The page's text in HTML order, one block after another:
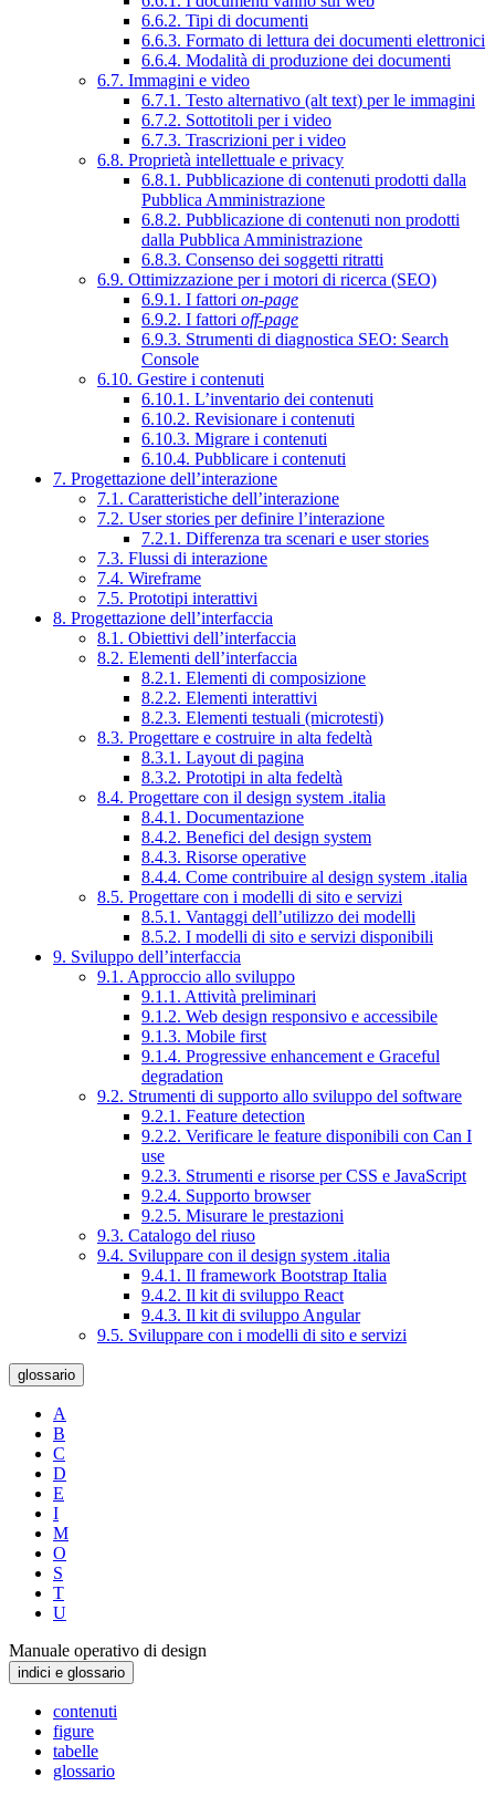
6.6.2. Tipi di documenti
6.6.3. Formato di lettura dei documenti elettronici
6.6.4. Modalità di produzione dei documenti
6.7. Immagini e video
6.7.1. Testo alternativo (alt text) per le immagini
6.7.2. Sottotitoli per i video
6.7.3. Trascrizioni per i video
6.8. Proprietà intellettuale e privacy
6.8.1. Pubblicazione di contenuti prodotti dalla
Pubblica Amministrazione
6.8.2. Pubblicazione di contenuti non prodotti
dalla Pubblica Amministrazione
6.8.3. Consenso dei soggetti ritratti
6.9. Ottimizzazione per i motori di ricerca (SEO)
6.9.1. I fattori on-page
6.9.2. I fattori off-page
6.9.3. Strumenti di diagnostica SEO: Search
Console
6.10. Gestire i contenuti
6.10.1. L’inventario dei contenuti
6.10.2. Revisionare i contenuti
6.10.3. Migrare i contenuti
6.10.4. Pubblicare i contenuti
7. Progettazione dell’interazione
7.1. Caratteristiche dell’interazione
7.2. User stories per definire l’interazione
7.2.1. Differenza tra scenari e user stories
7.3. Flussi di interazione
7.4. Wireframe
7.5. Prototipi interattivi
8. Progettazione dell’interfaccia
8.1. Obiettivi dell’interfaccia
8.2. Elementi dell’interfaccia
8.2.1. Elementi di composizione
8.2.2. Elementi interattivi
8.2.3. Elementi testuali (microtesti)
8.3. Progettare e costruire in alta fedeltà
8.3.1. Layout di pagina
8.3.2. Prototipi in alta fedeltà
8.4. Progettare con il design system .italia
8.4.1. Documentazione
8.4.2. Benefici del design system
8.4.3. Risorse operative
8.4.4. Come contribuire al design system .italia
8.5. Progettare con i modelli di sito e servizi
8.5.1. Vantaggi dell’utilizzo dei modelli
8.5.2. I modelli di sito e servizi disponibili
9. Sviluppo dell’interfaccia
9.1. Approccio allo sviluppo
9.1.1. Attività preliminari
9.1.2. Web design responsivo e accessibile
9.1.3. Mobile first
9.1.4. Progressive enhancement e Graceful
degradation
9.2. Strumenti di supporto allo sviluppo del software
9.2.1. Feature detection
9.2.2. Verificare le feature disponibili con Can I
use
9.2.3. Strumenti e risorse per CSS e JavaScript
9.2.4. Supporto browser
9.2.5. Misurare le prestazioni
9.3. Catalogo del riuso
9.4. Sviluppare con il design system .italia
9.4.1. Il framework Bootstrap Italia
9.4.2. Il kit di sviluppo React
9.4.3. Il kit di sviluppo Angular
9.5. Sviluppare con i modelli di sito e servizi
glossario
A
B
C
D
E
I
M
O
S
T
U
Manuale operativo di design
indici e glossario
contenuti
figure
tabelle
glossario